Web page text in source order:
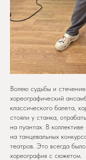
Волею судьбы и
хореографический
классического балета,
стояли у станка,
на пуантах. В
на танцевальных
театров. Это всегда
хореография с сюжетом.